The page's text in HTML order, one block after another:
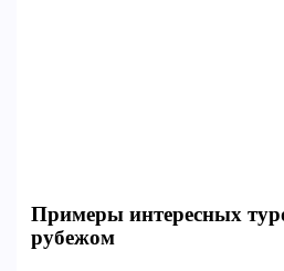
Примеры интересных
рубежом